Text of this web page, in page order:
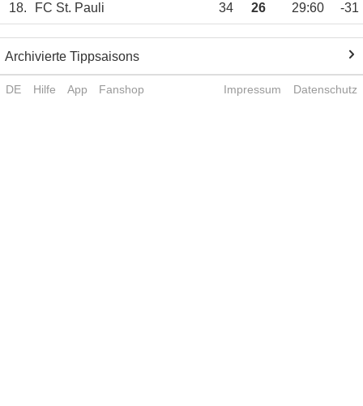
18. FC St. Pauli 34 26 29:60 -31
Archivierte Tippsaisons
DE Hilfe App Fanshop Impressum Datenschutz